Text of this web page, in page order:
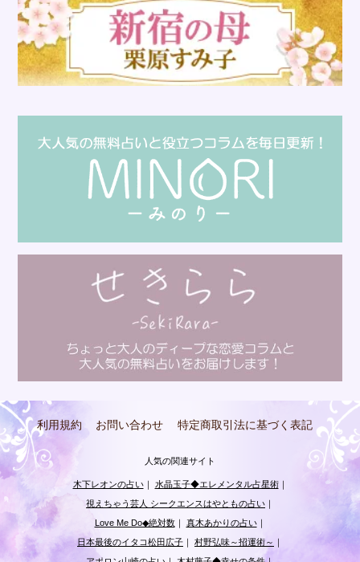
利用規約 お問い合わせ 特定商取引法に基づく表記
人気の関連サイト
木下レオンの占い｜ 水晶玉子◆エレメンタル占星術｜
視えちゃう芸人 シークエンスはやともの占い
Love Me Do◆絶対数｜ 真木あかりの占い｜
日本最後のイタコ松田広子
村野弘味～招運術～